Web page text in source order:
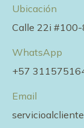
Ubicación
Calle 22i
WhatsApp
+57
Email